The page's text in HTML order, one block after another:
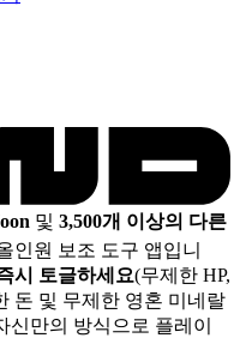
및 3,500개 이상의 다른
인원 보조 도구 앱입니
시 토글하세요(무제한 HP,
돈 및 무제한 영혼 미네랄
만의 방식으로 플레이